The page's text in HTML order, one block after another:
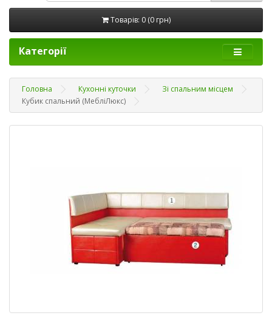
Товарів: 0 (0 грн)
Категорії
Головна Кухонні куточки
Зі спальним місцем
Кубик спальний (МебліЛюкс)